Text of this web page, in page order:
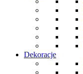
Dekoracje